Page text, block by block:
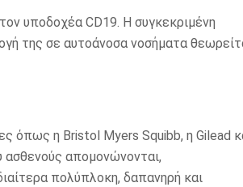
υποδοχέα CD19. Η συγκεκριμένη
της σε αυτοάνοσα νοσήματα
όπως η Bristol Myers Squibb, η Gilead
ασθενούς απομονώνονται,
πολύπλοκη, δαπανηρή και